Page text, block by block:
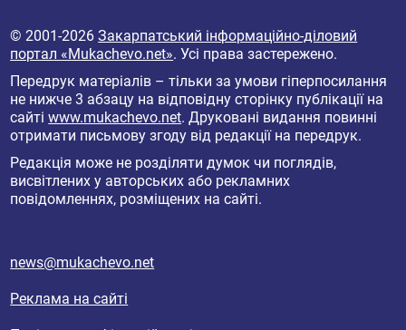
© 2001-2026Закарпатський інформаційно-діловий
портал «Mukachevo.net». Усі права застережено.
Передрук матеріалів – тільки за умови гіперпосилання
не нижче 3 абзацу на відповідну сторінку публікації на
сайтіwww.mukachevo.net. Друковані видання повинні
отримати письмову згоду від редакції на передрук.
Редакція може не розділяти думок чи поглядів,
висвітлених у авторських або рекламних
повідомленнях, розміщених на сайті.
news@mukachevo.net
Реклама на сайті